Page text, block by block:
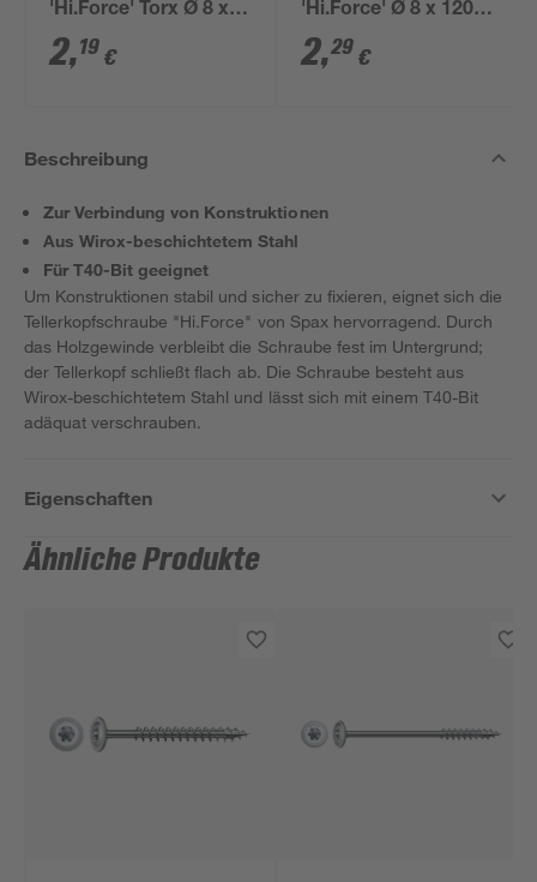
'Hi.Force' Torx Ø 8 x
100 mm
2,19 €
'Hi.Force' Ø 8 x 120
mm
2,29 €
Beschreibung
Zur Verbindung von Konstruktionen
Aus Wirox-beschichtetem Stahl
Für T40-Bit geeignet
Um Konstruktionen stabil und sicher zu fixieren, eignet sich die
Tellerkopfschraube "Hi.Force" von Spax hervorragend. Durch
das Holzgewinde verbleibt die Schraube fest im Untergrund;
der Tellerkopf schließt flach ab. Die Schraube besteht aus
Wirox-beschichtetem Stahl und lässt sich mit einem T40-Bit
adäquat verschrauben.
Eigenschaften
Ähnliche Produkte